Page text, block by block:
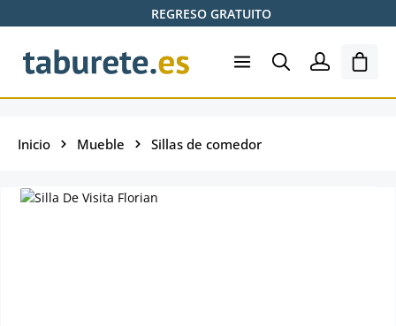
Saltar al contenido principalREGRESO GRATUITO
El
Inicio Mueble Sillas de comedor